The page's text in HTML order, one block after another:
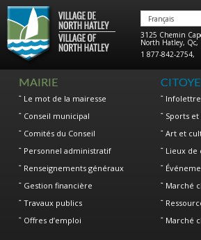
Français
3125 Chemin
North Hatley, Qc,
1 877-842-2754,
MAIRIE
Le mot de la mairesse
Conseil municipal
Comités du Conseil
Personnel administratif
Renseignements généraux
Gestion financière
Travaux publics
Offres d’emploi
Infolettre
Sports
Art et
Lieux de
Marché
Marché